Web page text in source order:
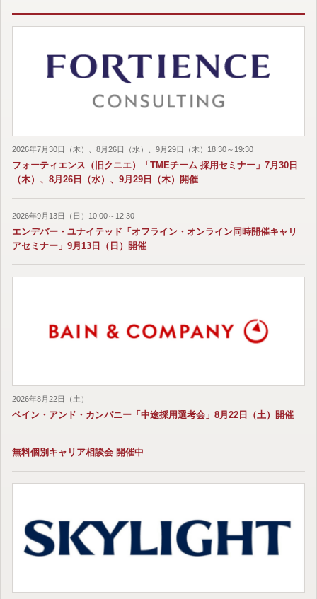
2026年7月30日（木）、8月26日（水）、9月29日（木）18:30～19:30
フォーティエンス（旧クニエ）「TMEチーム 採用セミナー」7月30日
（木）、8月26日（水）、9月29日（木）開催
2026年9月13日（日）10:00～12:30
エンデバー・ユナイテッド「オフライン・オンライン同時開催キャリ
アセミナー」9月13日（日）開催
2026年8月22日（土）
ベイン・アンド・カンパニー「中途採用選考会」8月22日（土）開催
無料個別キャリア相談会 開催中